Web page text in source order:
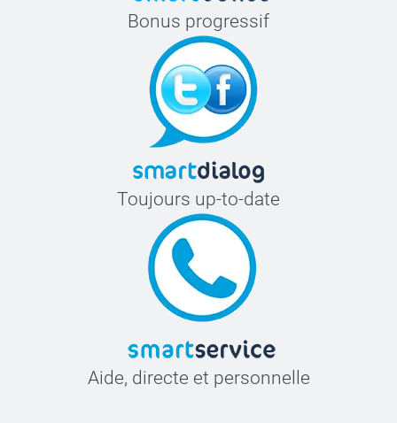
Bonus progressif
Toujours up-to-date
Aide, directe et personnelle